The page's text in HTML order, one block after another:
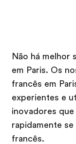
Carreiras
Junte-se a nós
Não há melhor
em Paris. Os
francês em
experientes e
inovadores
rapidamente
francês.